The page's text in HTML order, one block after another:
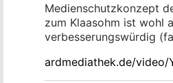
Medienschutzkonzept
zum Klaasohm ist wohl
verbesserungswürdig
ardmediathek.de/video/